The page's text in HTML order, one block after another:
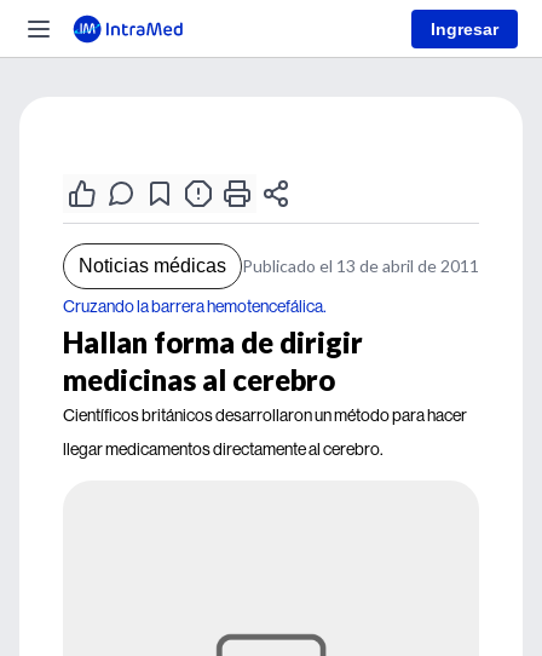
Ingresar
Noticias médicas Publicado el 13 de abril de 2011
Cruzando la barrera hemotencefálica.
Hallan forma de dirigir
medicinas al cerebro
Científicos británicos desarrollaron un método para hacer
llegar medicamentos directamente al cerebro.